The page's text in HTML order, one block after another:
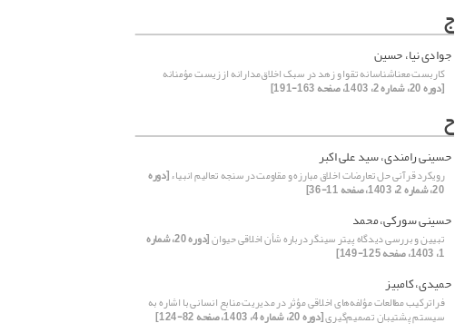
ج
جوادی نیا، حسین
کاربست معناشناسانه تقوا و زهد در سبک اخلاق‌مدارانه از زیست مؤمنانه
[دوره 20، شماره 2، 1403، صفحه 163-191]
ح
حسینی رامندی، سید علی اکبر
رویکرد قرآنی حل تعارضات اخلاق مبارزه و مقاومت در سنجه تعالیم انبیاء[دوره
20، شماره 2، 1403، صفحه 11-36]
حسینی سورکی، محمد
تبیین و بررسی دیدگاه پیتر سینگر درباره شأن اخلاقی حیوان [دوره 20، شماره
1، 1403، صفحه 125-149]
حمیدی، کامبیز
فراترکیب مطالعات مؤلفه‌های اخلاقی مؤثر در مدیریت منابع انسانی با اشاره به
سیستم پشتیبان تصمیم‌گیری[دوره 20، شماره 4، 1403، صفحه 82-124]